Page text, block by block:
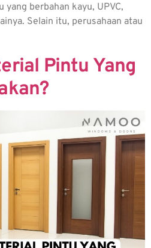
yang berbahan kayu, UPVC,
Selain itu, perusahaan atau
Pintu Yang